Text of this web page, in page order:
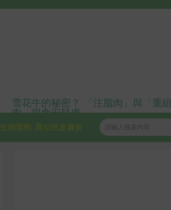
雪花牛的秘密？ 「注脂肉」與「重
肉」揭食安疑慮
異位性皮膚炎
生物製劑